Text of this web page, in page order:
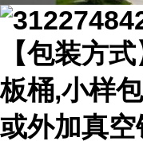
【包装方
板桶,小样
或外加真